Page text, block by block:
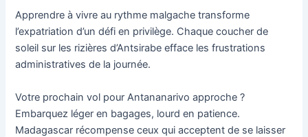
Apprendre à vivre au rythme malgache transforme
l’expatriation d’un défi en privilège. Chaque coucher de
soleil sur les rizières d’Antsirabe efface les frustrations
administratives de la journée.
Votre prochain vol pour Antananarivo approche ?
Embarquez léger en bagages, lourd en patience.
Madagascar récompense ceux qui acceptent de se laisser